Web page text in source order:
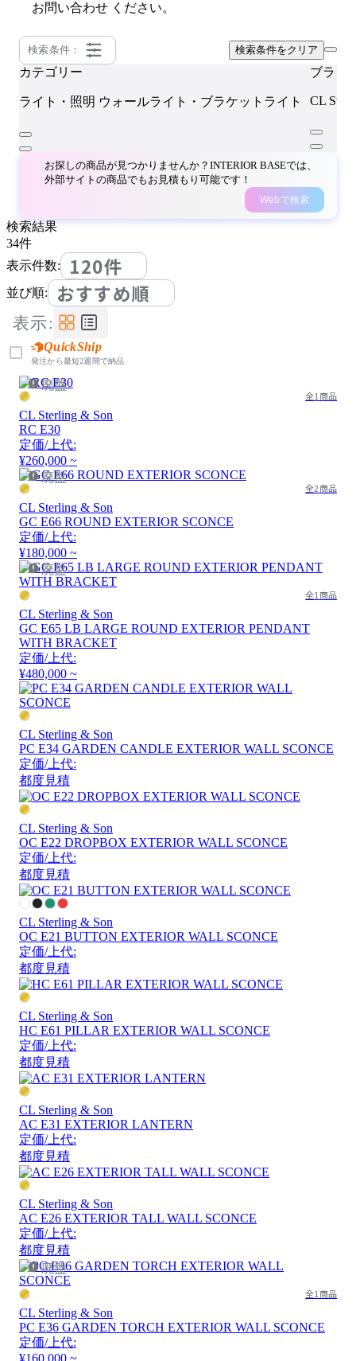
お問い合わせ ください。
検索条件： 検索条件をクリア
カテゴリー
ライト・照明 ウォールライト・ブラケットライト
ブラン
CL
お探しの商品が見つかりませんか？INTERIOR BASEでは、
外部サイトの商品でもお見積もり可能です！
Webで検索
検索結果
34件
表示件数:
120件
並び順: おすすめ順
表示:
QuickShip
発注から最短2週間で納品
廃盤
全1商品
CL Sterling & Son
RC E30
定価/上代:
¥260,000 ~
廃盤
全2商品
CL Sterling & Son
GC E66 ROUND EXTERIOR SCONCE
定価/上代:
¥180,000 ~
廃盤
全1商品
CL Sterling & Son
GC E65 LB LARGE ROUND EXTERIOR PENDANT
WITH BRACKET
定価/上代:
¥480,000 ~
CL Sterling & Son
PC E34 GARDEN CANDLE EXTERIOR WALL SCONCE
定価/上代:
都度見積
CL Sterling & Son
OC E22 DROPBOX EXTERIOR WALL SCONCE
定価/上代:
都度見積
CL Sterling & Son
OC E21 BUTTON EXTERIOR WALL SCONCE
定価/上代:
都度見積
CL Sterling & Son
HC E61 PILLAR EXTERIOR WALL SCONCE
定価/上代:
都度見積
CL Sterling & Son
AC E31 EXTERIOR LANTERN
定価/上代:
都度見積
CL Sterling & Son
AC E26 EXTERIOR TALL WALL SCONCE
定価/上代:
都度見積
廃盤
全1商品
CL Sterling & Son
PC E36 GARDEN TORCH EXTERIOR WALL SCONCE
定価/上代:
¥160,000 ~